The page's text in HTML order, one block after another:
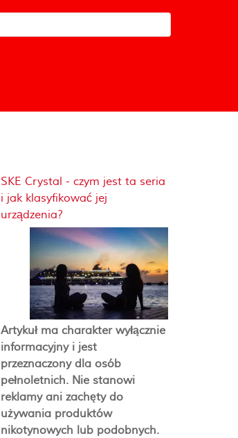
SKE Crystal - czym jest ta seria
i jak klasyfikować jej
urządzenia?
Artykuł ma charakter wyłącznie
informacyjny i jest
przeznaczony dla osób
pełnoletnich. Nie stanowi
reklamy ani zachęty do
używania produktów
nikotynowych lub podobnych.